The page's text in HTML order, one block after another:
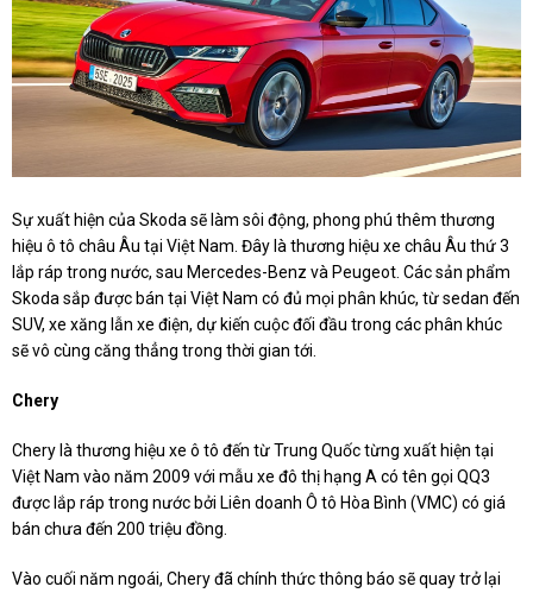
Sự xuất hiện của Skoda sẽ làm sôi động, phong phú thêm thương
hiệu ô tô châu Âu tại Việt Nam. Đây là thương hiệu xe châu Âu thứ 3
lắp ráp trong nước, sau Mercedes-Benz và Peugeot. Các sản phẩm
Skoda sắp được bán tại Việt Nam có đủ mọi phân khúc, từ sedan đến
SUV, xe xăng lẫn xe điện, dự kiến cuộc đối đầu trong các phân khúc
sẽ vô cùng căng thẳng trong thời gian tới.
Chery
Chery là thương hiệu xe ô tô đến từ Trung Quốc từng xuất hiện tại
Việt Nam vào năm 2009 với mẫu xe đô thị hạng A có tên gọi QQ3
được lắp ráp trong nước bởi Liên doanh Ô tô Hòa Bình (VMC) có giá
bán chưa đến 200 triệu đồng.
Vào cuối năm ngoái, Chery đã chính thức thông báo sẽ quay trở lại